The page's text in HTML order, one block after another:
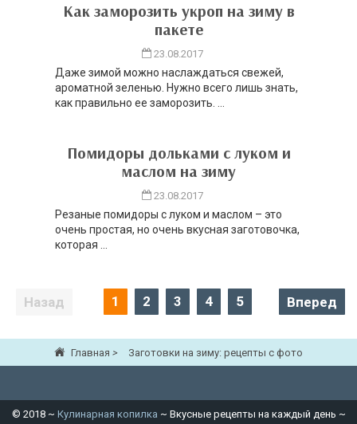
Как заморозить укроп на зиму в
пакете
23.08.2017
Даже зимой можно наслаждаться свежей,
ароматной зеленью. Нужно всего лишь знать,
как правильно ее заморозить. ...
Помидоры дольками с луком и
маслом на зиму
23.08.2017
Резаные помидоры с луком и маслом – это
очень простая, но очень вкусная заготовочка,
которая ...
по
1 2 3 4 5 Вперед
Главная > Заготовки на зиму: рецепты с фото
© 2018~ Кулинарная копилка ~ Вкусные рецепты на каждый день ~